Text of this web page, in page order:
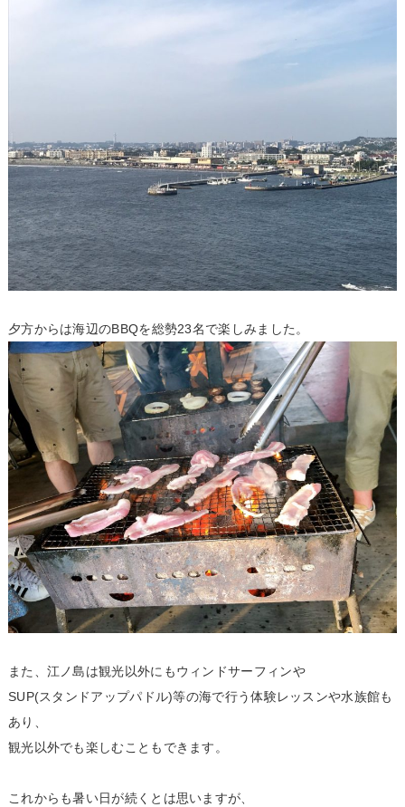
夕方からは海辺のBBQを総勢23名で楽しみました。
また、江ノ島は観光以外にもウィンドサーフィンや
SUP(スタンドアップパドル)等の海で行う体験レッスンや水族館も
あり、
観光以外でも楽しむこともできます。
これからも暑い日が続くとは思いますが、